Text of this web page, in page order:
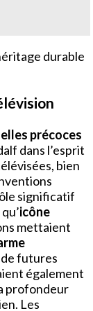
durable
précoces
dans l’esprit
bien
significatif
icône
mettaient
de futures
également
profondeur
Les